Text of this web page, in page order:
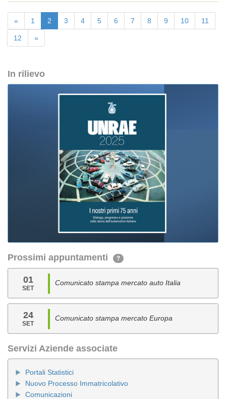
« 1 2 3 4 5 6 7 8 9 10 11
12 »
In rilievo
Prossimi appuntamenti ?
01
SET
Comunicato stampa mercato auto Italia
24
SET
Comunicato stampa mercato Europa
Servizi Aziende associate
Portali Statistici
Nuovo Processo Immatricolativo
Comunicazioni